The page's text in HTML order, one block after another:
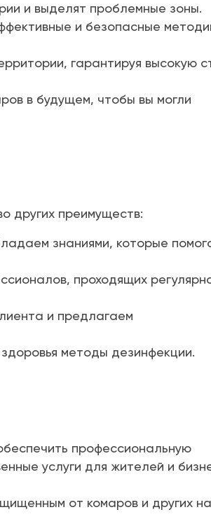
и выделят проблемные зоны.
и безопасные
гарантируя высокую
в будущем, чтобы вы могли
других преимуществ:
знаниями, которые
проходящих
и предлагаем
методы дезинфекции.
профессиональную
услуги для жителей и
от комаров и других